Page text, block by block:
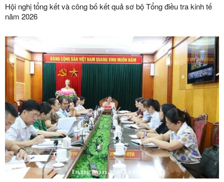
Hội nghị tổng kết và công bố kết quả sơ bộ Tổng điều tra kinh tế
năm 2026